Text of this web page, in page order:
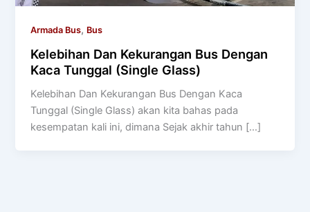
Armada Bus, Bus
Kelebihan Dan Kekurangan Bus Dengan
Kaca Tunggal (Single Glass)
Kelebihan Dan Kekurangan Bus Dengan Kaca
Tunggal (Single Glass) akan kita bahas pada
kesempatan kali ini, dimana Sejak akhir tahun […]